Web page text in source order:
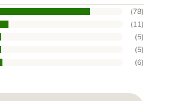
(78)
(11)
(5)
(5)
(6)